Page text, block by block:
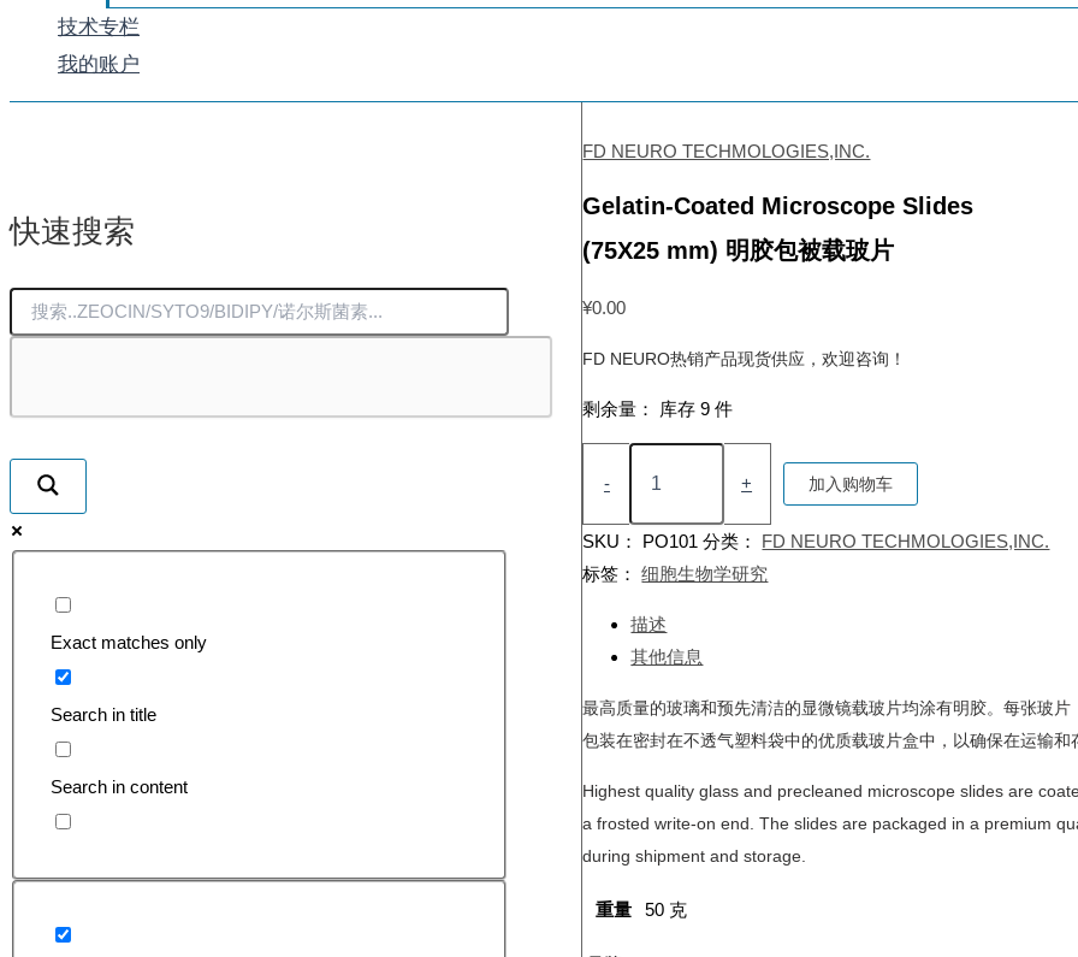
技术专栏
我的账户
快速搜索
Exact matches only
Search in title
Search in content
FD NEURO TECHMOLOGIES,INC.
Gelatin-Coated Microscope Slides
(75X25 mm) 明胶包被载玻片
¥0.00
FD NEURO热销产品现货供应，欢迎咨询！
剩余量： 库存 9 件
-
Gelatin-
Slides
(75X25
mm)
玻
片
量
+ 加入购物车
SKU： PO101 分类： FD NEURO TECHMOLOGIES,INC.
标签：细胞生物学研究
描述
其他信息
最高质量的玻璃和预先清洁的显微镜载玻片均涂有明胶。每张玻
包装在密封在不透气塑料袋中的优质载玻片盒中，以确保在运输和
Highest quality glass and precleaned microscope slides are
a frosted write-on end. The slides are packaged in a premium
during shipment and storage.
重量 50 克